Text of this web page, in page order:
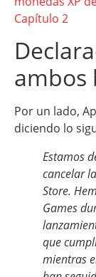
Capítulo 2
ambos
Por un lado,
diciendo lo
Estamos
cancelar
Store.
Games
que
mientras